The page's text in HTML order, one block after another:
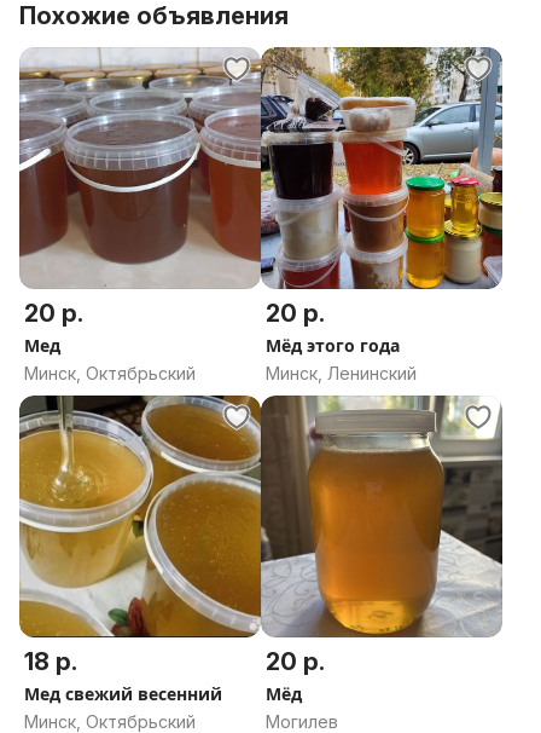
Похожие объявления
20 р.
Мед
Минск, Октябрьский
20 р.
Мёд этого года
Минск, Ленинский
18 р.
Мед свежий весенний
Минск, Октябрьский
20 р.
Мёд
Могилев